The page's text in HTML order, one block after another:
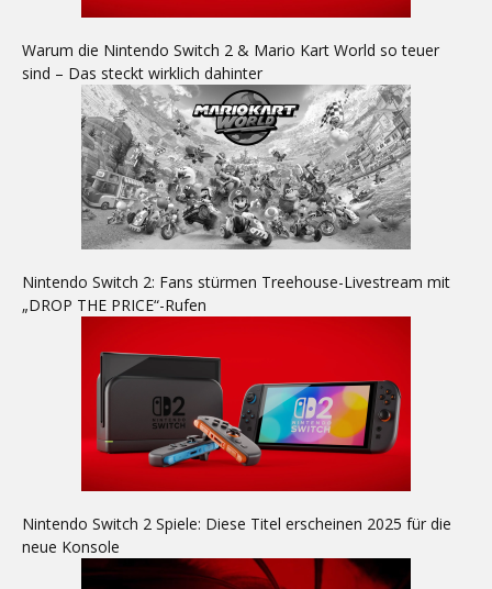
Warum die Nintendo Switch 2 & Mario Kart World so teuer
sind – Das steckt wirklich dahinter
Nintendo Switch 2: Fans stürmen Treehouse-Livestream mit
„DROP THE PRICE“-Rufen
Nintendo Switch 2 Spiele: Diese Titel erscheinen 2025 für die
neue Konsole